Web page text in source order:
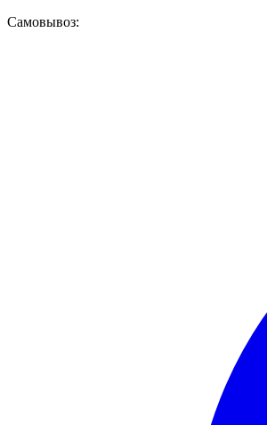
Самовывоз: